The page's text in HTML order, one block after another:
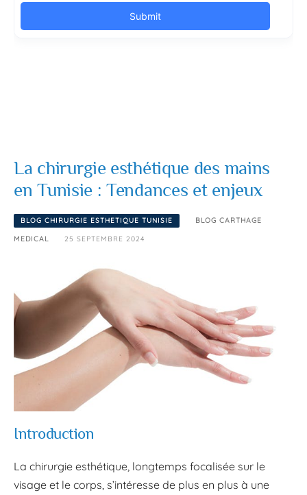
La chirurgie esthétique des mains
en Tunisie : Tendances et enjeux
BLOG CHIRURGIE ESTHETIQUE TUNISIE BLOG CARTHAGE
MEDICAL 25 SEPTEMBRE 2024
Introduction
La chirurgie esthétique, longtemps focalisée sur le
visage et le corps, s’intéresse de plus en plus à une